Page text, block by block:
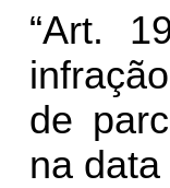
“Art.
de
na